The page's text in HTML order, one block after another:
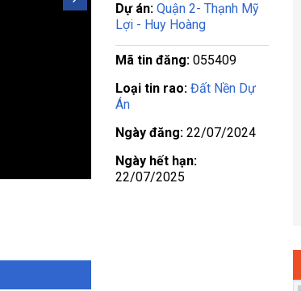
Dự án:Quận 2- Thạnh Mỹ
Lợi - Huy Hoàng
Mã tin đăng:055409
Loại tin rao:Đất Nền Dự
Án
Ngày đăng:22/07/2024
Ngày hết hạn:
22/07/2025